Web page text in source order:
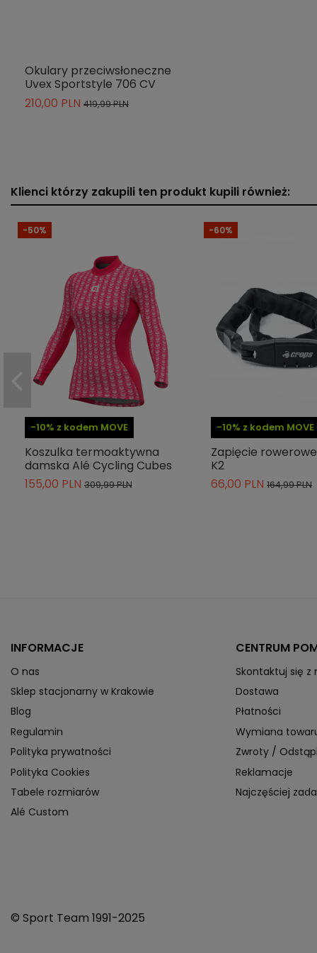
Okulary przeciwsłoneczne
Uvex Sportstyle 706 CV
210,00 PLN 419,99 PLN
Klienci którzy zakupili ten produkt kupili również:
-10% z kodem MOVE
-50%
Koszulka termoaktywna
damska Alé Cycling Cubes
155,00 PLN 309,99 PLN
-10% z kodem MOVE
-60%
Zapięcie
K2
66,00 PLN 164,99 PLN
INFORMACJE
O nas
Sklep stacjonarny w Krakowie
Blog
Regulamin
Polityka prywatności
Polityka Cookies
Tabele rozmiarów
Alé Custom
CENTRUM
Skontaktuj się z
Dostawa
Płatności
Wymiana
Zwroty /
Reklamacje
Najczęściej
© Sport Team 1991-2025